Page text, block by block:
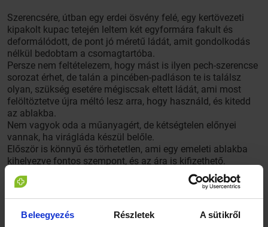
Beleegyezés Részletek A sütikről
Szerencsére, útban egy erdei ösvény felé, egy kertövezeti
kipakolt kupac tetején leltem két egyformára fakult és
deformálódott, de pont jó méretű ládát, amit gondolkodás
nélkül bedobtam a csomagtartóba.
Persze nem feltételezem, hogy mást is ilyen pech-szerencse
sorozat érhet, de talán a pincében-padláson te is találsz
olyan, szükség esetére mégiscsak eltett ládát, ami most
felöltöztetve újra méltó lesz arra, hogy használd, és kitedd
az ablakba.
Nem vagyok oda a műanyagért, de kétségtelen előnyei
vannak, ha virágláda készül belőle.
Először is könnyű és törhetetlen, ami egy emeleti ablakba
kihelyezve fontos szempont, és az ára is kifizethető.
Hátránya, hogy nem túl szép, idővel a napsütéstől kifakul és
hajlamos deformálódni is – az utóbbi káros
tulajdonságokat az általam „kukázott” két láda remekül
demonstrálta, de legalább tudtam, mire számíthatok, milyen
hibákat kell kiküszöbölni.